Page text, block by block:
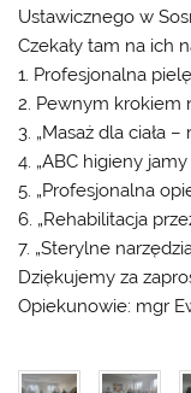
Ustawicznego w
Czekały tam na ich
1. Profesjonalna
2. Pewnym krokiem
3. „Masaż dla ciała
4. „ABC higieny jamy
5. „Profesjonalna
6. „Rehabilitacja
7. „Sterylne
Dziękujemy za
Opiekunowie: mgr